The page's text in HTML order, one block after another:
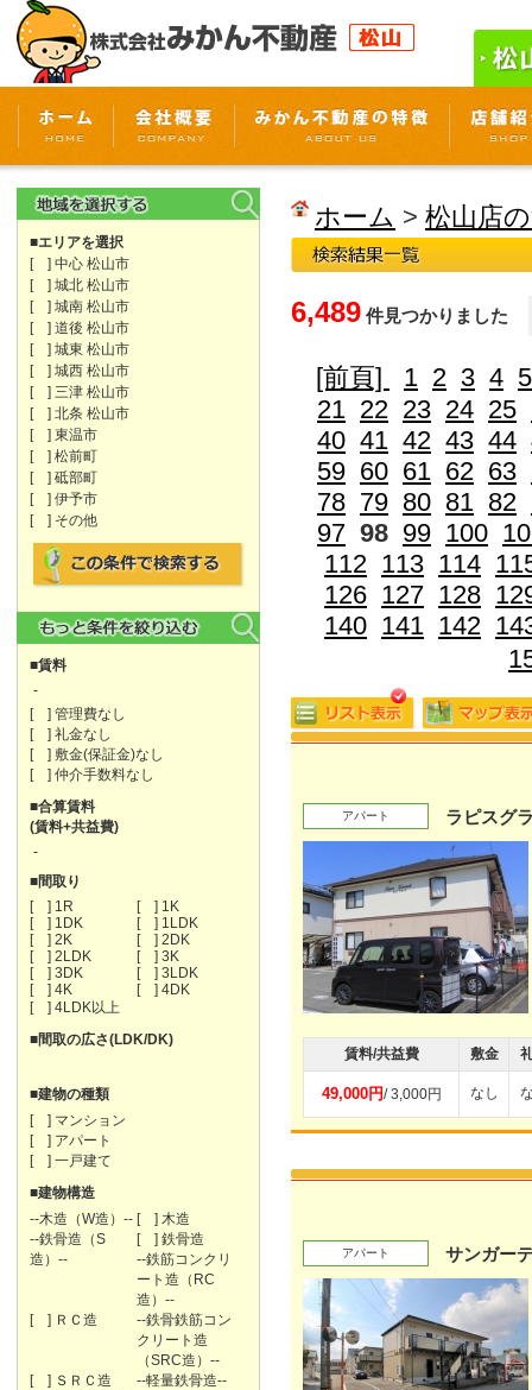
■エリアを選択
[ ] 中心 松山市
[ ] 城北 松山市
[ ] 城南 松山市
[ ] 道後 松山市
[ ] 城東 松山市
[ ] 城西 松山市
[ ] 三津 松山市
[ ] 北条 松山市
[ ] 東温市
[ ] 松前町
[ ] 砥部町
[ ] 伊予市
[ ] その他
■賃料
-
[ ] 管理費なし
[ ] 礼金なし
[ ] 敷金(保証金)なし
[ ] 仲介手数料なし
■合算賃料
(賃料+共益費)
-
■間取り
[ ] 1R
[ ] 1K
[ ] 1DK
[ ] 1LDK
[ ] 2K
[ ] 2DK
[ ] 2LDK
[ ] 3K
[ ] 3DK
[ ] 3LDK
[ ] 4K
[ ] 4DK
[ ] 4LDK以上
■間取の広さ(LDK/DK)
■建物の種類
[ ] マンション
[ ] アパート
[ ] 一戸建て
■建物構造
--木造（W造）-- [ ] 木造
--鉄骨造（S
造）--
[ ] 鉄骨造
--鉄筋コンクリ
ート造（RC
造）--
[ ] ＲＣ造
--鉄骨鉄筋コン
クリート造
（SRC造）--
[ ] ＳＲＣ造
--軽量鉄骨造--
ホーム > 松山店
6,489 件見つかりました
[前頁] 1 2 3 4 5
21 22 23 24 25
40 41 42 43 44
59 60 61 62 63
78 79 80 81 82
97 98 99 100
112 113 114
126 127 128
140 141 142
アパート ラピスグ
賃料/共益費 敷金
49,000円/ 3,000円 なし
アパート サンガー